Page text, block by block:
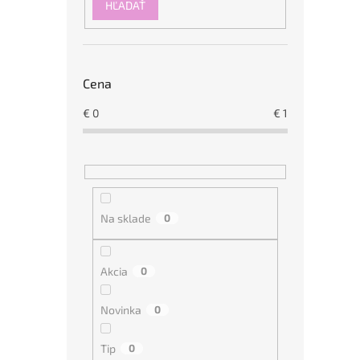
HĽADAŤ
Cena
€ 0 € 1
Na sklade 0
Akcia 0
Novinka 0
Tip 0